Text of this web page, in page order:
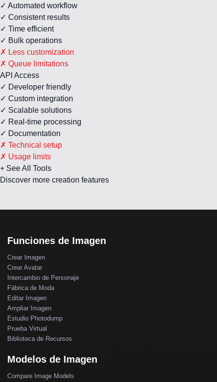
✓ Automated workflow
✓ Consistent results
✓ Time efficient
✓ Bulk operations
✗ Less customization
✗ Queue limitations
API Access
✓ Developer friendly
✓ Custom integration
✓ Scalable solutions
✓ Real-time processing
✓ Documentation
✗ Technical setup
✗ Usage limits
+ See All Tools
Discover more creation features
Funciones de Imagen
Crear Imagen
Crear Avatar
Intercambio de Personaje
Fábrica de Moda
Editar Imagen
Ampliar Imagen
Estudio Photodump
Prueba Virtual
Biblioteca de Recursos
Modelos de Imagen
Compare Image Models